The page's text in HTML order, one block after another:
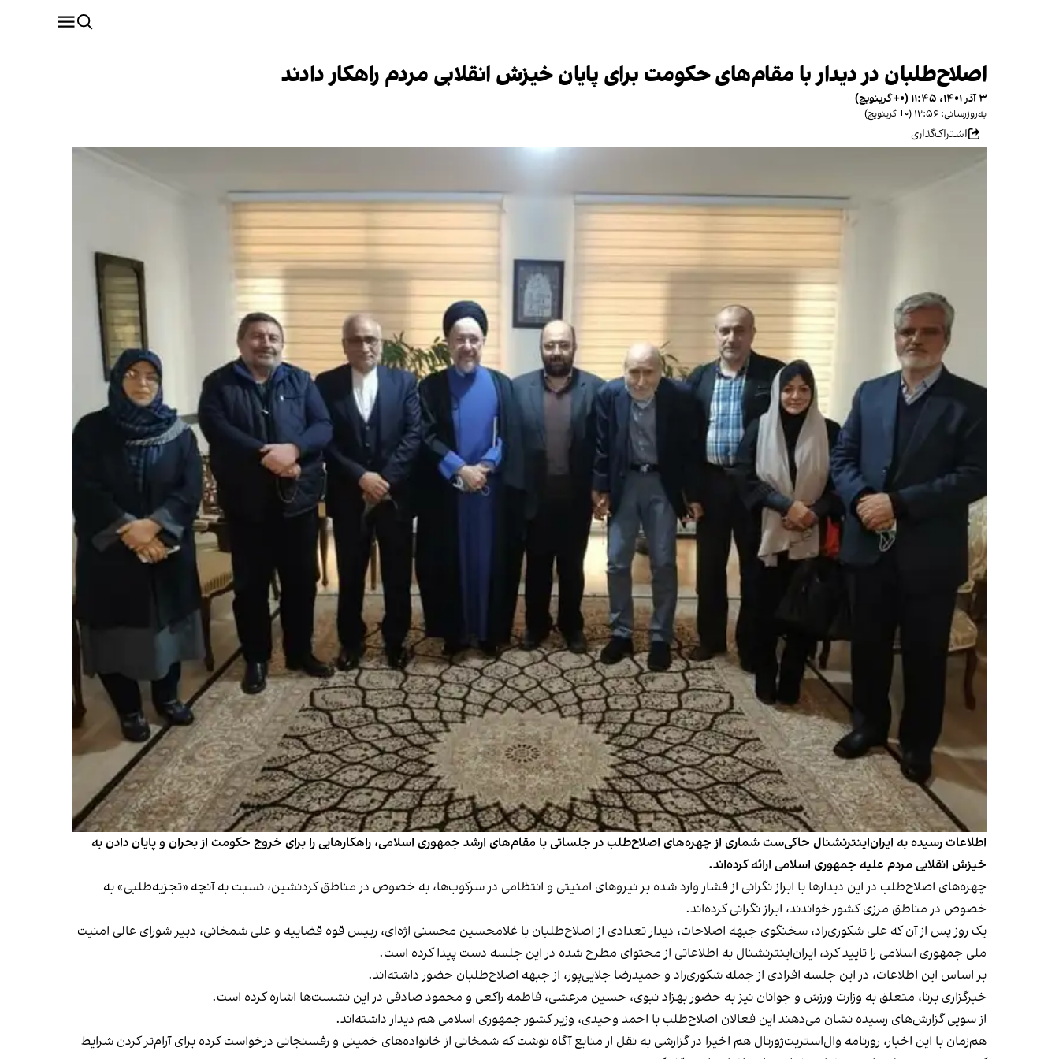
اصلاح‌طلبان در دیدار با مقام‌های حکومت برای پایان خیزش انقلابی مردم راهکار دادند
۳ آذر ۱۴۰۱، ۱۱:۴۵ (‎+۰ گرینویچ)
به‌روزرسانی: ۱۲:۵۶ (‎+۰ گرینویچ)
اشتراک‌گذاری
اطلاعات رسیده به ایران‌اینترنشنال حاکی‌ست شماری از چهره‌های اصلاح‌طلب در جلساتی با مقام‌های ارشد جمهوری اسلامی، راهکارهایی را برای خروج حکومت از بحران و پایان دادن به
خیزش انقلابی مردم علیه جمهوری اسلامی ارائه کرده‌اند.
چهره‌های اصلاح‌طلب در این دیدارها با ابراز نگرانی از فشار وارد شده بر نیروهای امنیتی و انتظامی در سرکو‌ب‌ها، به خصوص در مناطق کرد‌نشین، نسبت به آنچه «تجزیه‌طلبی» به
خصوص در مناطق مرزی کشور خواندند، ابراز نگرانی کرده‌اند.
یک روز پس از آن که علی شکوری‌راد، سخنگوی جبهه اصلاحات، دیدار تعدادی از اصلاح‌طلبان با غلامحسین محسنی اژه‌ای، رییس قوه قضاییه و علی شمخانی، دبیر شورای عالی امنیت
ملی جمهوری اسلامی را تایید کرد، ایران‌اینترنشنال به اطلاعاتی از محتوای مطرح شده در این جلسه دست پیدا کرده است.
بر اساس این اطلاعات، در این جلسه افرادی از جمله شکوری‌راد و حمیدرضا جلایی‌پور، از جبهه اصلاح‌طلبان حضور داشته‌اند.
خبرگزاری برنا، متعلق به وزارت ورزش و جوانان نیز به حضور بهزاد نبوی، حسین مرعشی، فاطمه راکعی و محمود صادقی در این نشست‌ها اشاره کرده است.
از سویی گزارش‌های رسیده نشان می‌دهند این فعالان اصلاح‌طلب با احمد وحیدی، وزیر کشور جمهوری اسلامی هم دیدار داشته‌اند.
هم‌زمان با این اخبار، روزنامه وال‌استریت‌ژورنال هم اخیرا در گزارشی به نقل از منابع آگاه نوشت که شمخانی از خانواده‌های خمینی و رفسنجانی درخواست کرده برای آرام‌تر کردن شرایط